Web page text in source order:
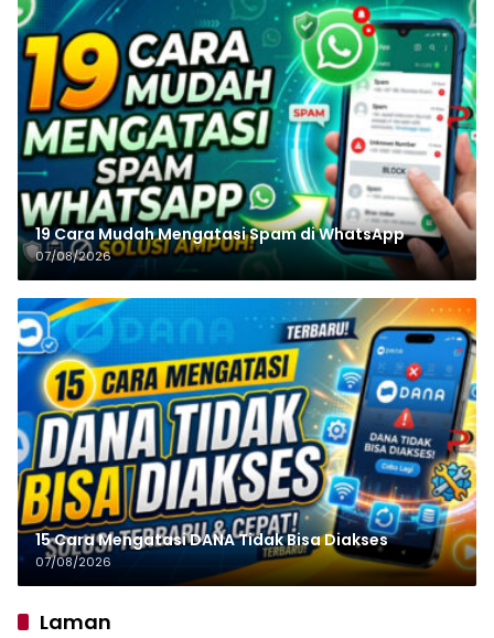
19 Cara Mudah Mengatasi Spam di WhatsApp
07/08/2026
15 Cara Mengatasi DANA Tidak Bisa Diakses
07/08/2026
Laman